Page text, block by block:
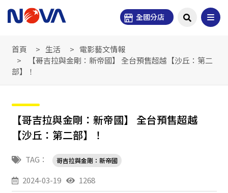
全國分店
首頁 生活
電影藝文情報
【哥吉拉與金剛：新帝國】 全台預售超越【沙丘：第二
部】！
【哥吉拉與金剛：新帝國】 全台預售超越
【沙丘：第二部】！
TAG： 哥吉拉與金剛：新帝國
2024-03-19 1268